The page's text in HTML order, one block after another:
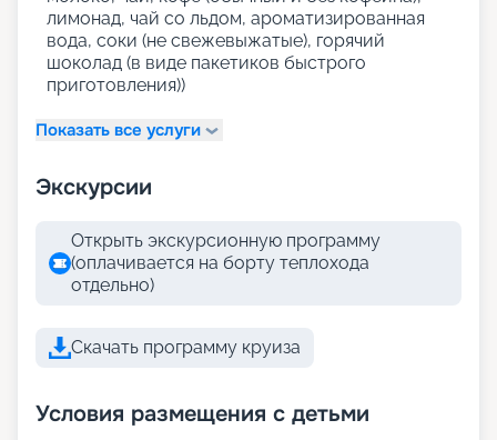
лимонад, чай со льдом, ароматизированная
вода, соки (не свежевыжатые), горячий
шоколад (в виде пакетиков быстрого
приготовления))
Показать все услуги
Экскурсии
Открыть экскурсионную программу
(оплачивается на борту теплохода
отдельно)
Скачать программу круиза
Условия размещения с детьми